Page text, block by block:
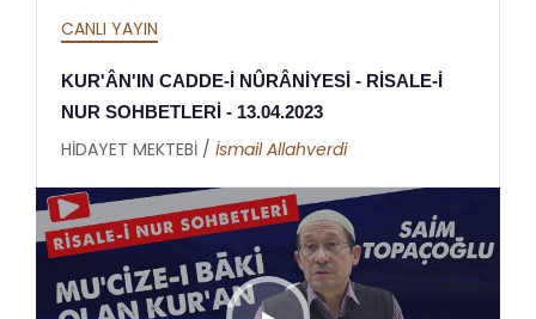
CANLI YAYIN
KUR'ÂN'IN CADDE-İ NÛRÂNİYESİ - RİSALE-İ
NUR SOHBETLERİ - 13.04.2023
HİDAYET MEKTEBİ / İsmail Allahverdi